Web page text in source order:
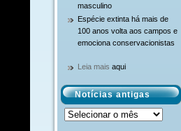
masculino
Espécie extinta há mais de
100 anos volta aos campos e
emociona conservacionistas
Leia mais aqui
Notícias antigas
Notícias
antigas